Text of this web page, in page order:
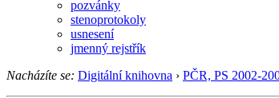
pozvánky
stenoprotokoly
usnesení
jmenný rejstřík
Nacházíte se: Digitální knihovna › PČR, PS 2002-